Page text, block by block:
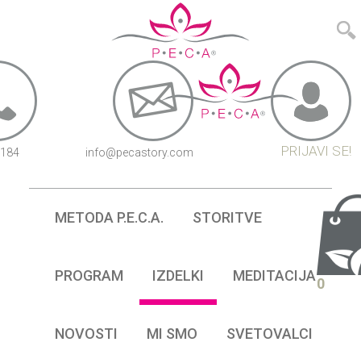
info@pecastory.com PRIJAVI SE!
METODA P.E.C.A. STORITVE
PROGRAM IZDELKI MEDITACIJA
NOVOSTI MI SMO SVETOVALCI
0